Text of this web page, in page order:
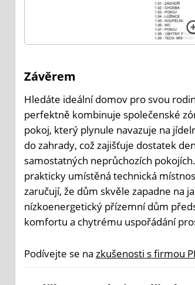
Závěrem
Hledáte ideální domov pro svou
perfektně kombinuje společenské
pokoj, který plynule navazuje na
do zahrady, což zajišťuje dostatek
samostatných neprůchozích
prakticky umístěná technická
zaručují, že dům skvěle zapadne na
nízkoenergetický přízemní dům
komfortu a chytrému uspořádání
Podívejte se na zkušenosti s firmou